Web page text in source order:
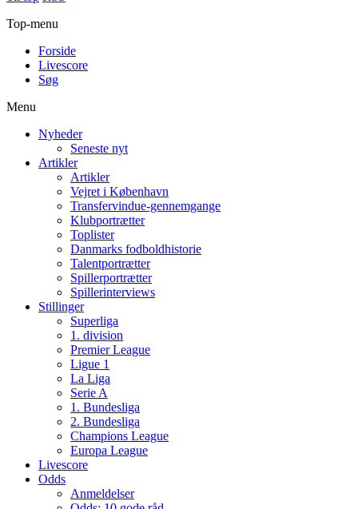
Top-menu
Forside
Livescore
Søg
Menu
Nyheder
Seneste nyt
Artikler
Artikler
Vejret i København
Transfervindue-gennemgange
Klubportrætter
Toplister
Danmarks fodboldhistorie
Talentportrætter
Spillerportrætter
Spillerinterviews
Stillinger
Superliga
1. division
Premier League
Ligue 1
La Liga
Serie A
1. Bundesliga
2. Bundesliga
Champions League
Europa League
Livescore
Odds
Anmeldelser